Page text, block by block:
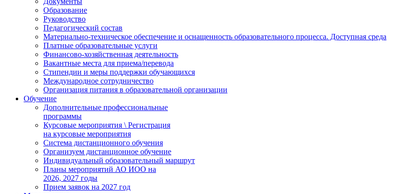
Образование
Руководство
Педагогический состав
Материально-техническое обеспечение и оснащенность образовательного процесса. Доступная среда
Платные образовательные услуги
Финансово-хозяйственная деятельность
Вакантные места для приема/перевода
Стипендии и меры поддержки обучающихся
Международное сотрудничество
Организация питания в образовательной организации
Обучение
Дополнительные профессиональные
программы
Курсовые мероприятия \ Регистрация
на курсовые мероприятия
Система дистанционного обучения
Организуем дистанционное обучение
Индивидуальный образовательный маршрут
Планы мероприятий АО ИОО на
2026, 2027 годы
Прием заявок на 2027 год